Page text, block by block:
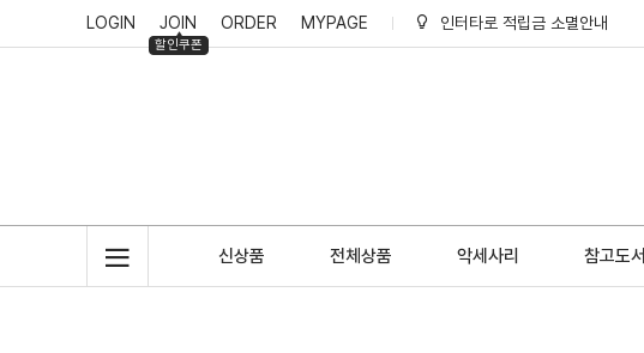
LOGIN JOIN
할인쿠폰
ORDER MYPAGE
인터타로 적립금 소멸안내
신상품 전체상품 악세사리 참고도서